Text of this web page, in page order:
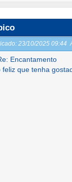
23/10/2025 09:44
Encantamento
feliz que tenha